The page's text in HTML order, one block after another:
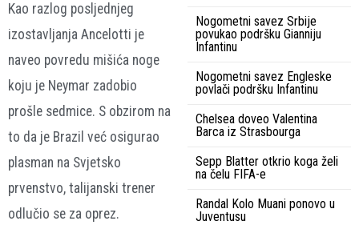
Kao razlog posljednjeg
izostavljanja Ancelotti je
naveo povredu mišića noge
koju je Neymar zadobio
prošle sedmice. S obzirom na
to da je Brazil već osigurao
plasman na Svjetsko
prvenstvo, talijanski trener
odlučio se za oprez.
Nogometni savez Srbije
povukao podršku Gianniju
Infantinu
Nogometni savez Engleske
povlači podršku Infantinu
Chelsea doveo Valentina
Barca iz Strasbourga
Sepp Blatter otkrio koga želi
na čelu FIFA-e
Randal Kolo Muani ponovo u
Juventusu